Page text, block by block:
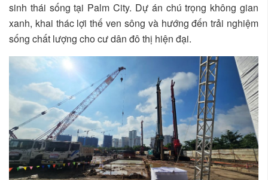
sinh thái sống tại Palm City. Dự án chú trọng không gian
xanh, khai thác lợi thế ven sông và hướng đến trải nghiệm
sống chất lượng cho cư dân đô thị hiện đại.